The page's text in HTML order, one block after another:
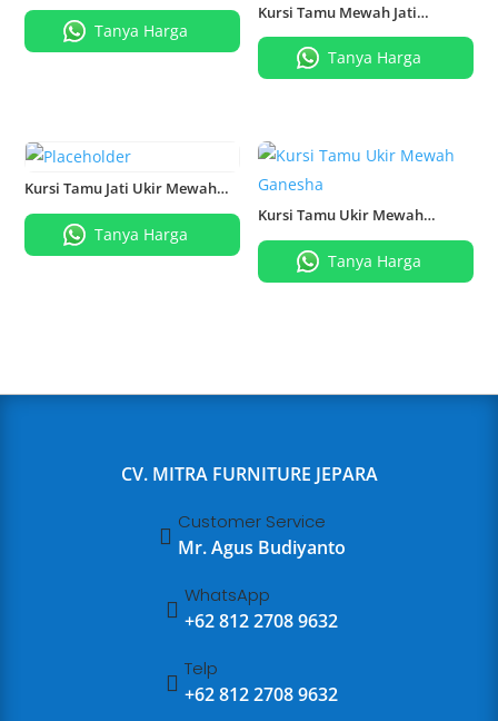
Tanya Harga
Kursi Tamu Mewah Jati
Tanya Harga
Kursi Tamu Jati Ukir Mewah
Tanya Harga
Kursi Tamu Ukir Mewah
Tanya Harga
CV. MITRA FURNITURE JEPARA

Customer Service
Mr. Agus Budiyanto

WhatsApp
+62 812 2708 9632

Telp
+62 812 2708 9632